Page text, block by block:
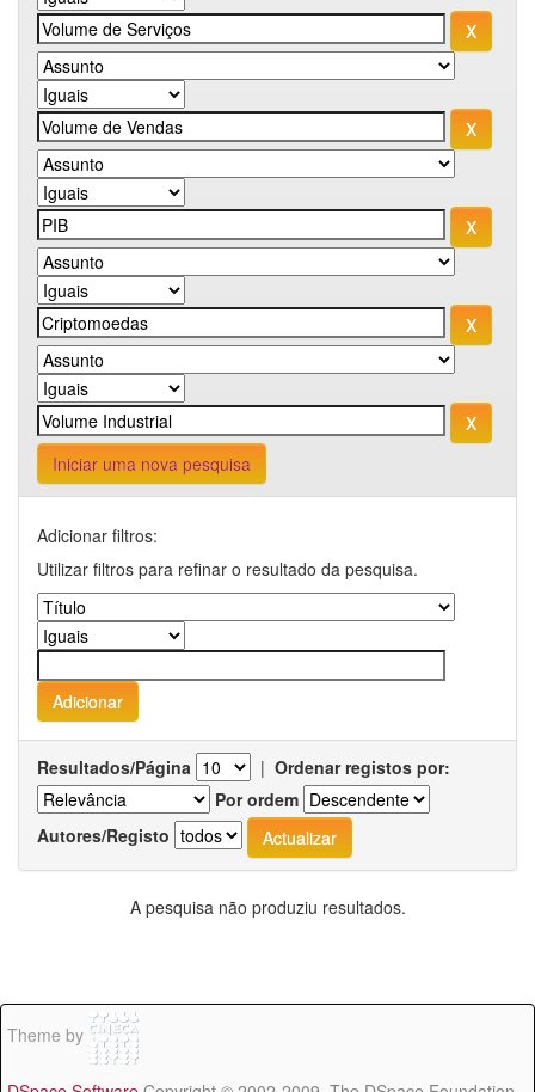
Iniciar uma nova pesquisa
Adicionar filtros:
Utilizar filtros para refinar o resultado da pesquisa.
Resultados/Página | Ordenar registos por:
Por ordem
Autores/Registo
A pesquisa não produziu resultados.
Theme by